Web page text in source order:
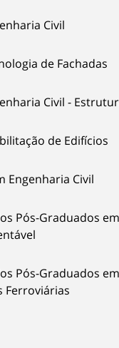
Civil
de Fachadas
Civil -
de Edifícios
Engenharia Civil
Pós-Graduados
Pós-Graduados
Ferroviárias